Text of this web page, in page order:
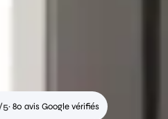
5· 80 avis Google vérifiés